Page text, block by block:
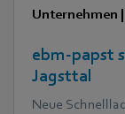
Unternehmen |
ebm‑papst
Jagsttal
Neue